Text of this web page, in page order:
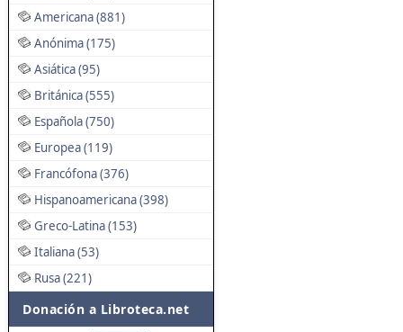
Americana (881)
Anónima (175)
Asiática (95)
Británica (555)
Española (750)
Europea (119)
Francófona (376)
Hispanoamericana (398)
Greco-Latina (153)
Italiana (53)
Rusa (221)
Donación a Libroteca.net